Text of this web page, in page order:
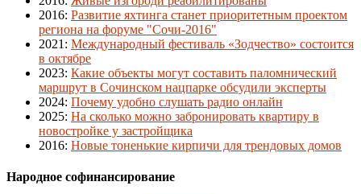
2016: Развитие яхтинга станет приоритетным проектом
региона на форуме "Сочи-2016"
2021 : Международный фестиваль «Зодчество» состоится
в октябре
2023: Какие объекты могут составить паломнический
маршрут в Сочинском нацпарке обсудили эксперты
2024: Почему удобно слушать радио онлайн
2025: На сколько можно забронировать квартиру в
новостройке у застройщика
2016: Новые тоненькие кирпичи для трендовых домов
Народное софинансирование